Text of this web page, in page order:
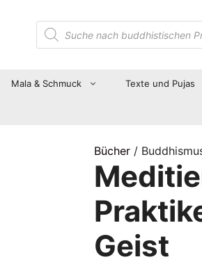
Suche
nach
Produkten
Mala & Schmuck Texte und Pujas
Bücher/
Geist